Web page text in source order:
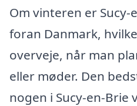
Om vinteren er
foran Danmark,
overveje, når man
eller møder. Den
nogen i Sucy-en-Brie